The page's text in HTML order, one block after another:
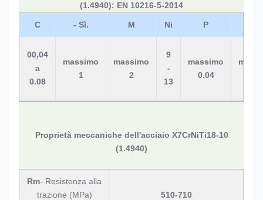
(1.4940): EN 10216-5-2014
C - Sì. M Ni P
00,04
a
0.08
massimo
1
massimo
2
9
-
13
massimo
0.04
Proprietà meccaniche dell'acciaio X7CrNiTi18-10
(1.4940)
Rm- Resistenza alla
trazione (MPa)
510-710